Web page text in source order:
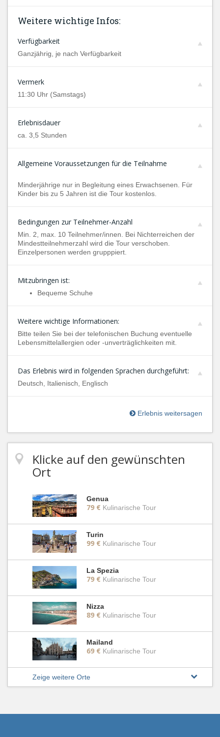
Weitere wichtige Infos:
Verfügbarkeit
Ganzjährig, je nach Verfügbarkeit
Vermerk
11:30 Uhr (Samstags)
Erlebnisdauer
ca. 3,5 Stunden
Allgemeine Voraussetzungen für die Teilnahme
Minderjährige nur in Begleitung eines Erwachsenen. Für
Kinder bis zu 5 Jahren ist die Tour kostenlos.
Bedingungen zur Teilnehmer-Anzahl
Min. 2, max. 10 Teilnehmer/innen. Bei Nichterreichen der
Mindestteilnehmerzahl wird die Tour verschoben.
Einzelpersonen werden grupppiert.
Mitzubringen ist:
Bequeme Schuhe
Weitere wichtige Informationen:
Bitte teilen Sie bei der telefonischen Buchung eventuelle
Lebensmittelallergien oder -unverträglichkeiten mit.
Das Erlebnis wird in folgenden Sprachen durchgeführt:
Deutsch, Italienisch, Englisch
Erlebnis weitersagen
Klicke auf den gewünschten
Ort
Genua
79 € Kulinarische Tour
Turin
99 € Kulinarische Tour
La Spezia
79 € Kulinarische Tour
Nizza
89 € Kulinarische Tour
Mailand
69 € Kulinarische Tour
Zeige weitere Orte